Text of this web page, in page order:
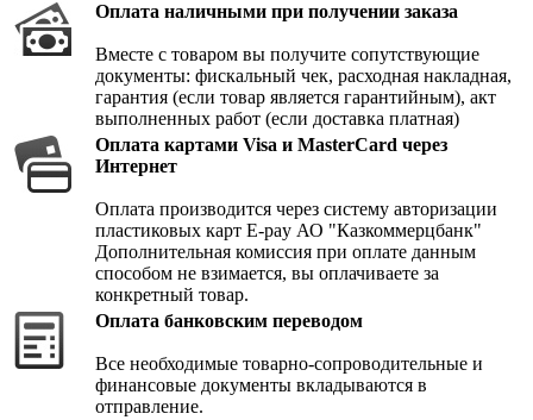
Оплата наличными при получении заказа
Вместе с товаром вы получите сопутствующие
документы: фискальный чек, расходная накладная,
гарантия (если товар является гарантийным), акт
выполненных работ (если доставка платная)
Оплата картами Visa и MasterCard через
Интернет
Оплата производится через систему авторизации
пластиковых карт E-pay АО "Казкоммерцбанк"
Дополнительная комиссия при оплате данным
способом не взимается, вы оплачиваете за
конкретный товар.
Оплата банковским переводом
Все необходимые товарно-сопроводительные и
финансовые документы вкладываются в
отправление.